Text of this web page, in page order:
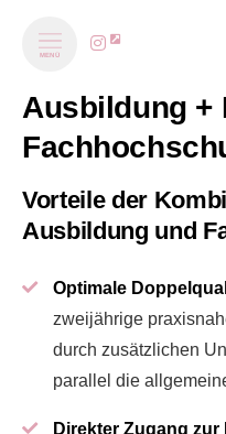
MENÜ
Ausbildung +
Vorteile der
Ausbildung und
Optimale
zweijährige
durch zusätzlichen
parallel die
Direkter Zugang